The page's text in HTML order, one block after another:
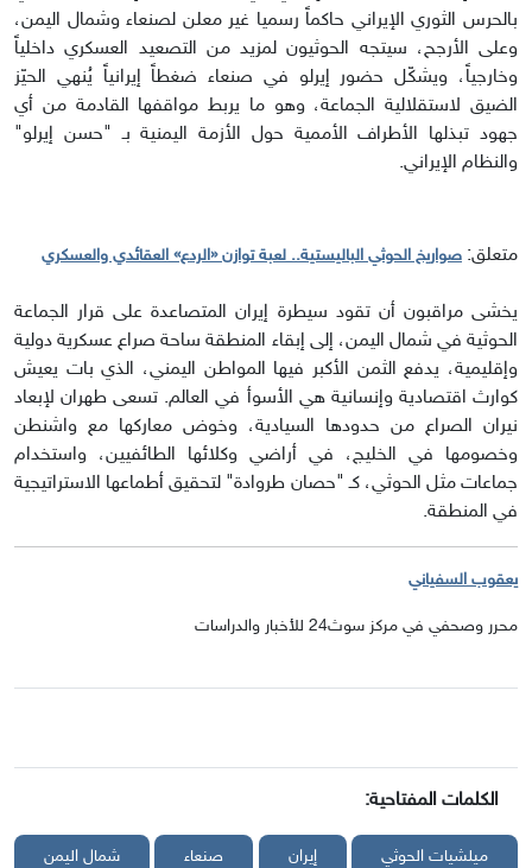
بالحرس الثوري الإيراني حاكماً رسميا غير معلن لصنعاء وشمال اليمن،
وعلى الأرجح، سيتجه الحوثيون لمزيد من التصعيد العسكري داخلياً
وخارجياً، ويشكّل حضور إيرلو في صنعاء ضغطاً إيرانياً يُنهي الحيّز
الضيق لاستقلالية الجماعة، وهو ما يربط مواقفها القادمة من أي
جهود تبذلها الأطراف الأممية حول الأزمة اليمنية بـ "حسن إيرلو"
والنظام الإيراني.
متعلق: صواريخ الحوثي الباليستية.. لعبة توازن «الردع» العقائدي والعسكري
يخشى مراقبون أن تقود سيطرة إيران المتصاعدة على قرار الجماعة
الحوثية في شمال اليمن، إلى إبقاء المنطقة ساحة صراع عسكرية دولية
وإقليمية، يدفع الثمن الأكبر فيها المواطن اليمني، الذي بات يعيش
كوارث اقتصادية وإنسانية هي الأسوأ في العالم. تسعى طهران لإبعاد
نيران الصراع من حدودها السيادية، وخوض معاركها مع واشنطن
وخصومها في الخليج، في أراضي وكلائها الطائفيين، واستخدام
جماعات مثل الحوثي، كـ "حصان طروادة" لتحقيق أطماعها الاستراتيجية
في المنطقة.
يعقوب السفياني
محرر وصحفي في مركز سوث24 للأخبار والدراسات
الكلمات المفتاحية:
ميلشيات الحوثي إيران صنعاء شمال اليمن